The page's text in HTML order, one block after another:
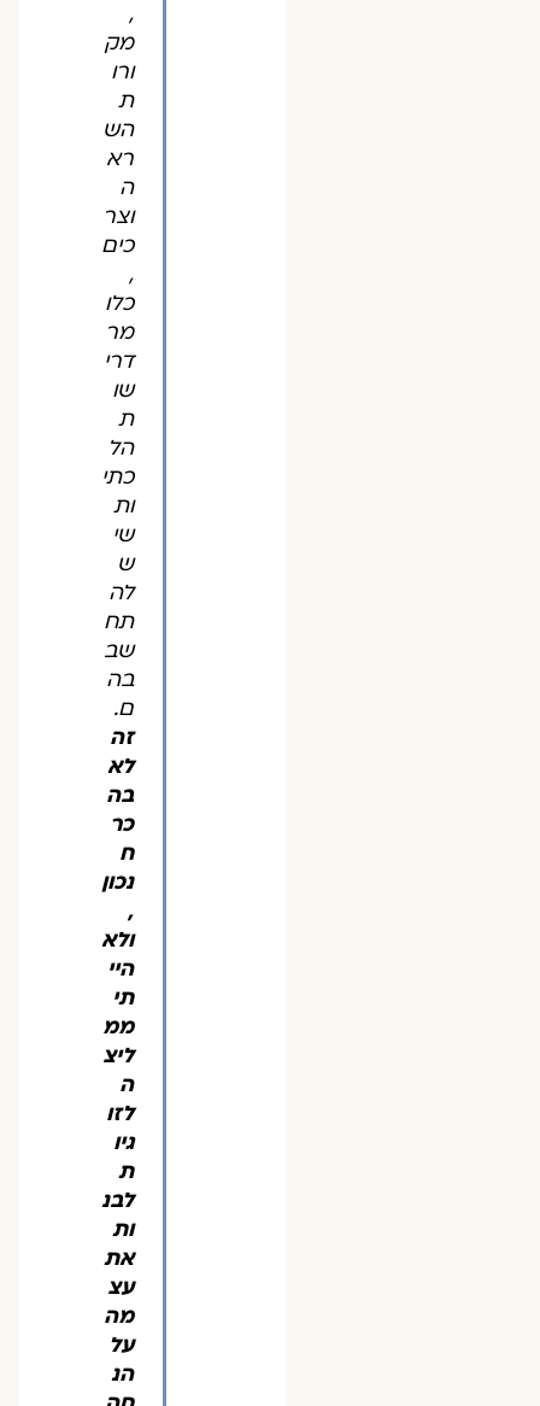
מק
ורו
ת
הש
רא
ה
וצר
כים
כלו
מר
דרי
שו
ת
הל
כתי
ות
שי
ש
לה
תח
שב
בה
ם.
זה
לא
בה
כר
ח
נכון
ולא
היי
תי
ממ
ליצ
ה
לזו
גיו
ת
לבנ
ות
את
עצ
מה
על
הנ